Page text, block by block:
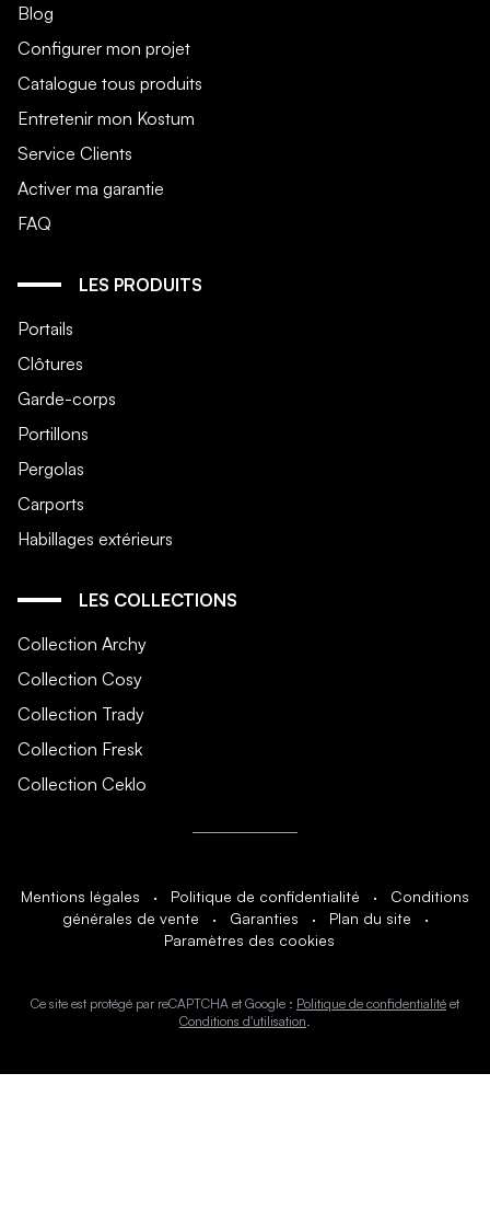
Blog
Configurer mon projet
Catalogue tous produits
Entretenir mon Kostum
Service Clients
Activer ma garantie
FAQ
LES PRODUITS
Portails
Clôtures
Garde-corps
Portillons
Pergolas
Carports
Habillages extérieurs
LES COLLECTIONS
Collection Archy
Collection Cosy
Collection Trady
Collection Fresk
Collection Ceklo
Mentions légales · Politique de confidentialité ·
Conditions
générales de vente
· Garanties · Plan du site
·
Paramètres des cookies
Ce site est protégé par reCAPTCHA et Google : Politique de confidentialité et
Conditions d'utilisation